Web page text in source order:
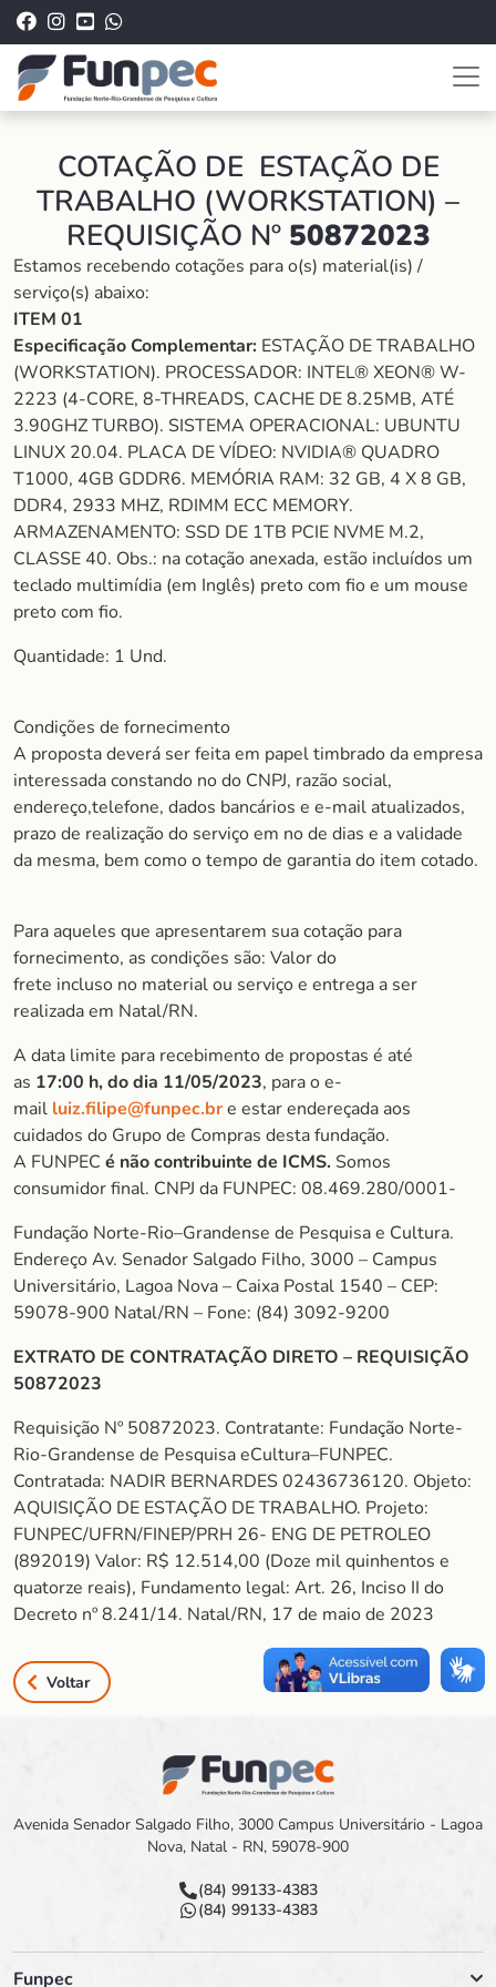
COTAÇÃO DE ESTAÇÃO DE
TRABALHO (WORKSTATION) –
REQUISIÇÃO Nº 50872023
Estamos recebendo cotações para o(s) material(is) /
serviço(s) abaixo:
ITEM 01
Especificação Complementar: ESTAÇÃO DE TRABALHO
(WORKSTATION). PROCESSADOR: INTEL® XEON® W-
2223 (4-CORE, 8-THREADS, CACHE DE 8.25MB, ATÉ
3.90GHZ TURBO). SISTEMA OPERACIONAL: UBUNTU
LINUX 20.04. PLACA DE VÍDEO: NVIDIA® QUADRO
T1000, 4GB GDDR6. MEMÓRIA RAM: 32 GB, 4 X 8 GB,
DDR4, 2933 MHZ, RDIMM ECC MEMORY.
ARMAZENAMENTO: SSD DE 1TB PCIE NVME M.2,
CLASSE 40. Obs.: na cotação anexada, estão incluídos um
teclado multimídia (em Inglês) preto com fio e um mouse
preto com fio.
Quantidade: 1 Und.
Condições de fornecimento
A proposta deverá ser feita em papel timbrado da empresa
interessada constando no do CNPJ, razão social,
endereço,telefone, dados bancários e e-mail atualizados,
prazo de realização do serviço em no de dias e a validade
da mesma, bem como o tempo de garantia do item cotado.
Para aqueles que apresentarem sua cotação para
fornecimento, as condições são: Valor do
frete incluso no material ou serviço e entrega a ser
realizada em Natal/RN.
A data limite para recebimento de propostas é até
as 17:00 h, do dia 11/05/2023, para o e-
mail luiz.filipe@funpec.bre estar endereçada aos
cuidados do Grupo de Compras desta fundação.
A FUNPEC é não contribuinte de ICMS. Somos
consumidor final. CNPJ da FUNPEC: 08.469.280/0001-
Fundação Norte-Rio–Grandense de Pesquisa e Cultura.
Endereço Av. Senador Salgado Filho, 3000 – Campus
Universitário, Lagoa Nova – Caixa Postal 1540 – CEP:
59078-900 Natal/RN – Fone: (84) 3092-9200
EXTRATO DE CONTRATAÇÃO DIRETO – REQUISIÇÃO
50872023
Requisição Nº 50872023. Contratante: Fundação Norte-
Rio-Grandense de Pesquisa eCultura–FUNPEC.
Contratada: NADIR BERNARDES 02436736120. Objeto:
AQUISIÇÃO DE ESTAÇÃO DE TRABALHO. Projeto:
FUNPEC/UFRN/FINEP/PRH 26- ENG DE PETROLEO
(892019) Valor: R$ 12.514,00 (Doze mil quinhentos e
quatorze reais), Fundamento legal: Art. 26, Inciso II do
Decreto nº 8.241/14. Natal/RN, 17 de maio de 2023
Voltar
Avenida Senador Salgado Filho, 3000 Campus Universitário - Lagoa
Nova, Natal - RN, 59078-900
(84) 99133-4383
(84) 99133-4383
Funpec